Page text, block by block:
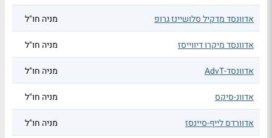
אדוונסד מדקיל סלושיינז גרופ מניה חו"ל
אדוונסד מיקרו דיווייסז מניה חו"ל
אדוונסד-AdvT מניה חו"ל
אדוונ-סיקס מניה חו"ל
אדוורדס לייף-סיינסז מניה חו"ל